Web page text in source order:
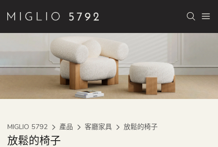
MIGLIO 5792 產品 客廳家具 放鬆的椅子
放鬆的椅子